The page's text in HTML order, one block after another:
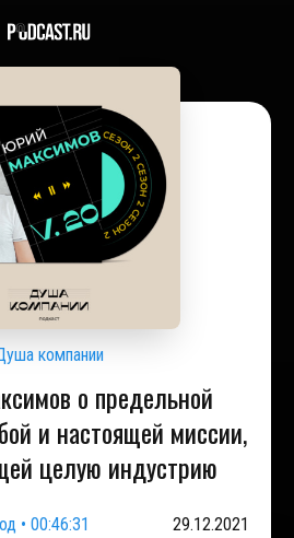
компании
о предельной
и настоящей миссии,
целую индустрию
• 00:46:31 29.12.2021